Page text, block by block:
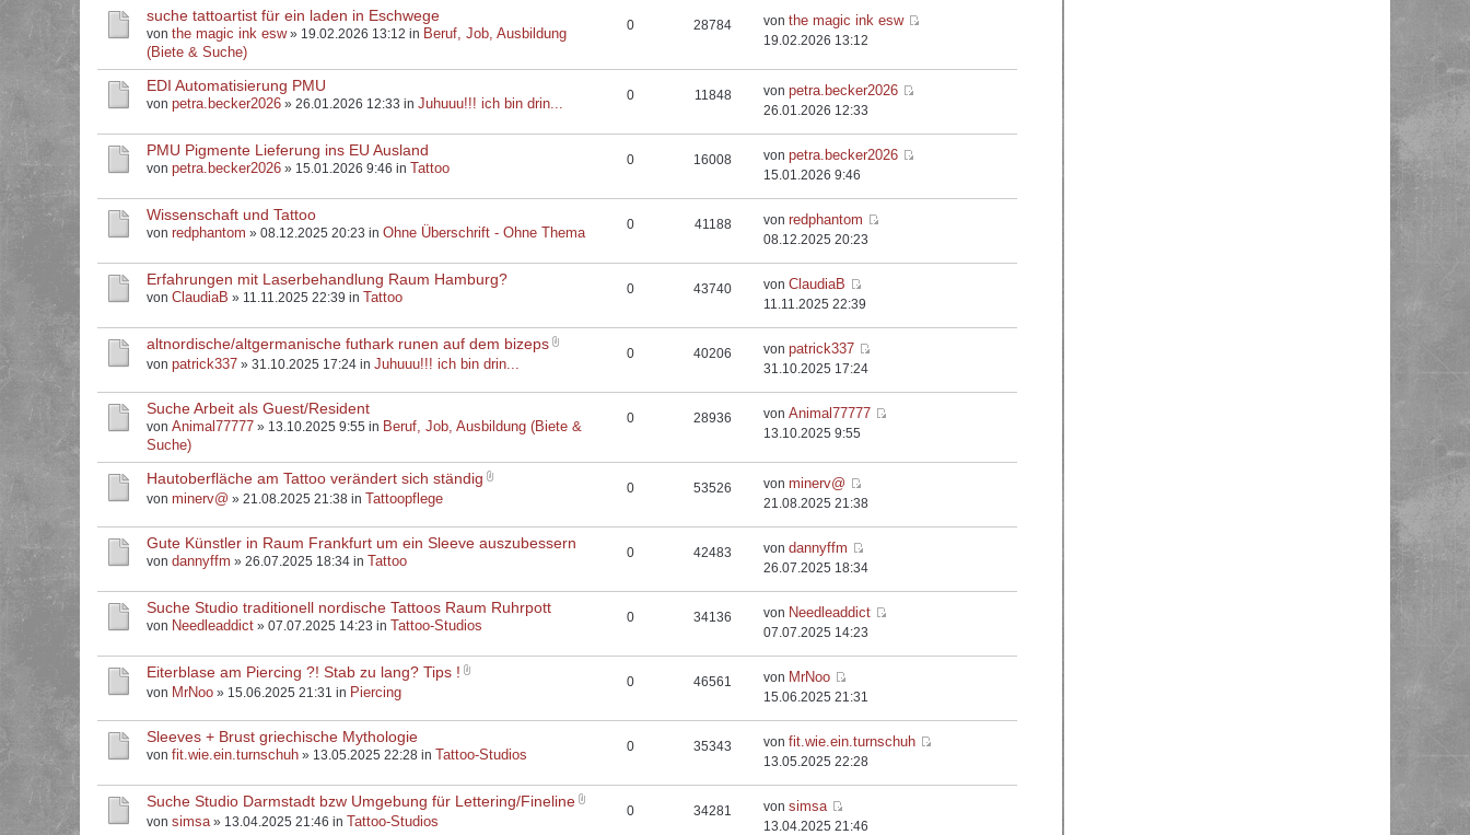
suche tattoartist für ein laden in Eschwege
von the magic ink esw» 19.02.2026 13:12 in Beruf, Job, Ausbildung
(Biete & Suche)
0 28784 vonthe magic ink esw
19.02.2026 13:12
EDI Automatisierung PMU
von petra.becker2026 » 26.01.2026 12:33 in Juhuuu!!! ich bin drin... 0 11848 vonpetra.becker2026
26.01.2026 12:33
PMU Pigmente Lieferung ins EU Ausland
von petra.becker2026 » 15.01.2026 9:46 in Tattoo 0 16008 vonpetra.becker2026
15.01.2026 9:46
Wissenschaft und Tattoo
von redphantom » 08.12.2025 20:23 in Ohne Überschrift - Ohne Thema 0 41188 vonredphantom
08.12.2025 20:23
Erfahrungen mit Laserbehandlung Raum Hamburg?
von ClaudiaB » 11.11.2025 22:39 in Tattoo 0 43740 vonClaudiaB
11.11.2025 22:39
altnordische/altgermanische futhark runen auf dem bizeps
von patrick337 » 31.10.2025 17:24 in Juhuuu!!! ich bin drin...
0 40206 vonpatrick337
31.10.2025 17:24
Suche Arbeit als Guest/Resident
von Animal77777 » 13.10.2025 9:55 in Beruf, Job, Ausbildung (Biete &
Suche)
0 28936 vonAnimal77777
13.10.2025 9:55
Hautoberfläche am Tattoo verändert sich ständig
von minerv@ » 21.08.2025 21:38 in Tattoopflege
0 53526 vonminerv@
21.08.2025 21:38
Gute Künstler in Raum Frankfurt um ein Sleeve auszubessern
von dannyffm » 26.07.2025 18:34 in Tattoo 0 42483 vondannyffm
26.07.2025 18:34
Suche Studio traditionell nordische Tattoos Raum Ruhrpott
von Needleaddict » 07.07.2025 14:23 in Tattoo-Studios 0 34136 von Needleaddict
07.07.2025 14:23
Eiterblase am Piercing ?! Stab zu lang? Tips !
von MrNoo » 15.06.2025 21:31 in Piercing
0 46561 von MrNoo
15.06.2025 21:31
Sleeves + Brust griechische Mythologie
von fit.wie.ein.turnschuh » 13.05.2025 22:28 in Tattoo-Studios 0 35343 vonfit.wie.ein.turnschuh
13.05.2025 22:28
Suche Studio Darmstadt bzw Umgebung für Lettering/Fineline
von simsa» 13.04.2025 21:46 in Tattoo-Studios
0 34281 vonsimsa
13.04.2025 21:46